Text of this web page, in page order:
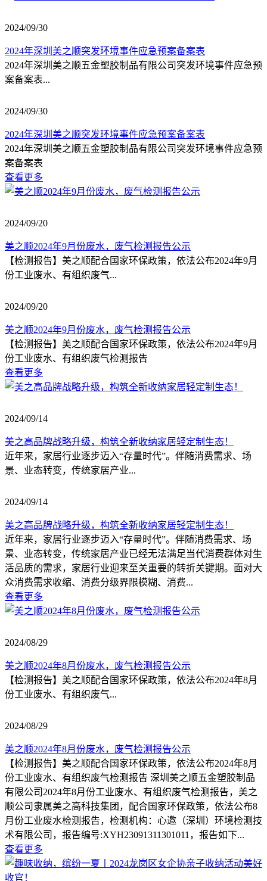
2024/09/30
2024年深圳美之顺突发环境事件应急预案备案表
2024年深圳美之顺五金塑胶制品有限公司突发环境事件应急预
案备案表...
2024/09/30
2024年深圳美之顺突发环境事件应急预案备案表
2024年深圳美之顺五金塑胶制品有限公司突发环境事件应急预
案备案表
查看更多
2024/09/20
美之顺2024年9月份废水，废气检测报告公示
【检测报告】美之顺配合国家环保政策，依法公布2024年9月
份工业废水、有组织废气...
2024/09/20
美之顺2024年9月份废水，废气检测报告公示
【检测报告】美之顺配合国家环保政策，依法公布2024年9月
份工业废水、有组织废气检测报告
查看更多
2024/09/14
美之高品牌战略升级，构筑全新收纳家居轻定制生态！
近年来，家居行业逐步迈入“存量时代”。伴随消费需求、场
景、业态转变，传统家居产业...
2024/09/14
美之高品牌战略升级，构筑全新收纳家居轻定制生态！
近年来，家居行业逐步迈入“存量时代”。伴随消费需求、场
景、业态转变，传统家居产业已经无法满足当代消费群体对生
活品质的需求，家居行业迎来至关重要的转折关键期。面对大
众消费需求收缩、消费分级界限模糊、消费...
查看更多
2024/08/29
美之顺2024年8月份废水，废气检测报告公示
【检测报告】美之顺配合国家环保政策，依法公布2024年8月
份工业废水、有组织废气...
2024/08/29
美之顺2024年8月份废水，废气检测报告公示
【检测报告】美之顺配合国家环保政策，依法公布2024年8月
份工业废水、有组织废气检测报告 深圳美之顺五金塑胶制品
有限公司2024年8月份工业废水、有组织废气检测报告，美之
顺公司隶属美之高科技集团，配合国家环保政策，依法公布8
月份工业废水检测报告，检测机构：心邀（深圳）环境检测技
术有限公司，报告编号:XYH23091311301011，报告如下...
查看更多